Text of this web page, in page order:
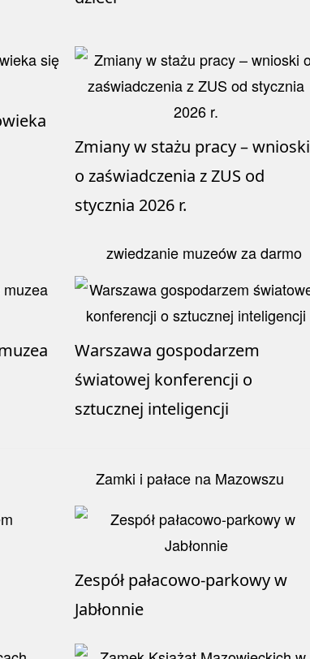
Zmiany w stażu pracy – wnioski
o zaświadczenia z ZUS od
stycznia 2026 r.
Warszawa gospodarzem
światowej konferencji o
sztucznej inteligencji
Zespół pałacowo-parkowy w
Jabłonnie